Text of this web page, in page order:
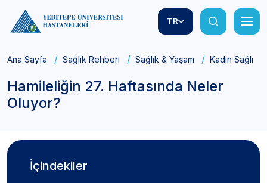
TR
Ana Sayfa Sağlık Rehberi Sağlık & Yaşam Kadın Sağlığı
Hamileliğin 27. Haftasında Neler
Oluyor?
İçindekiler